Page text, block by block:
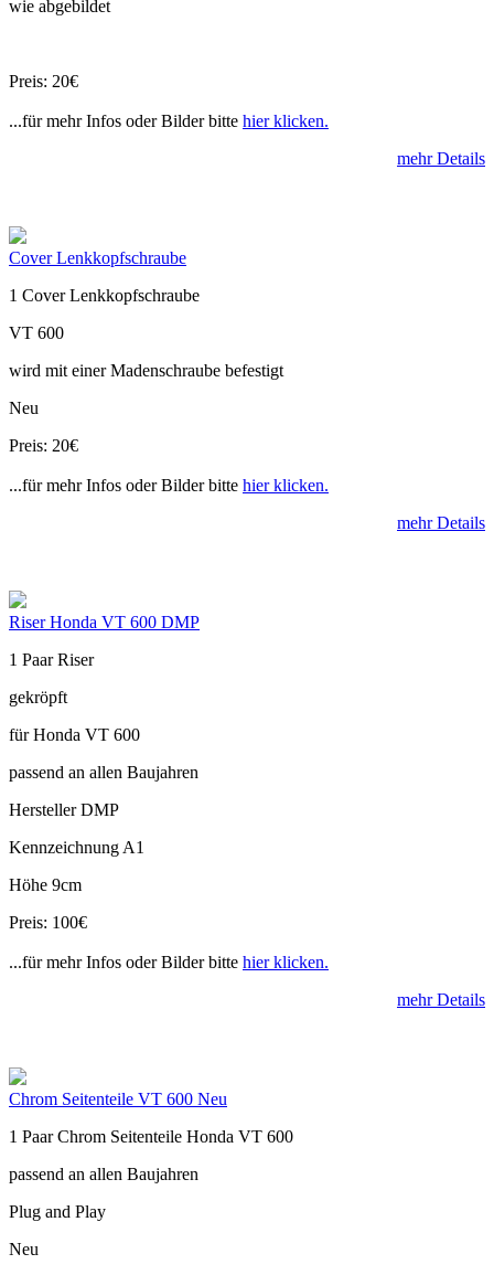
wie abgebildet
Preis: 20€
...für mehr Infos oder Bilder bitte hier klicken.
mehr Details
Cover Lenkkopfschraube
1 Cover Lenkkopfschraube
VT 600
wird mit einer Madenschraube befestigt
Neu
Preis: 20€
...für mehr Infos oder Bilder bitte hier klicken.
mehr Details
Riser Honda VT 600 DMP
1 Paar Riser
gekröpft
für Honda VT 600
passend an allen Baujahren
Hersteller DMP
Kennzeichnung A1
Höhe 9cm
Preis: 100€
...für mehr Infos oder Bilder bitte hier klicken.
mehr Details
Chrom Seitenteile VT 600 Neu
1 Paar Chrom Seitenteile Honda VT 600
passend an allen Baujahren
Plug and Play
Neu